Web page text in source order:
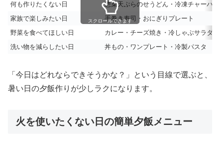
何も作りたくない日
惣菜天ぷらのせうどん・冷凍チャーハン
家族で楽しみたい日
手巻き寿司・おにぎりプレート
野菜を食べてほしい日
カレー・チーズ焼き・冷しゃぶサラダ
洗い物を減らしたい日
丼もの・ワンプレート・冷製パスタ
スクロールできます
「今日はどれならできそうかな？」という目線で選ぶと、
暑い日の夕飯作りが少しラクになります。
火を使いたくない日の簡単夕飯メニュー